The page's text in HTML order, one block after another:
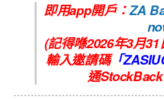
即用app開戶：ZA
(記得喺2026年3月
輸入邀請碼「
通